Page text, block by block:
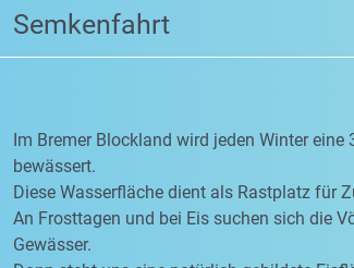
Semkenfahrt
Im Bremer Blockland wird jeden Winter eine
bewässert.
Diese Wasserfläche dient als Rastplatz für
An Frosttagen und bei Eis suchen sich die
Gewässer.